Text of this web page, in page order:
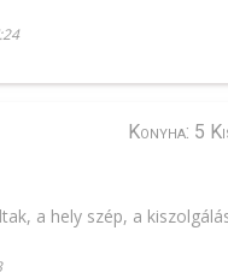
Konyha: 5
a hely szép, a